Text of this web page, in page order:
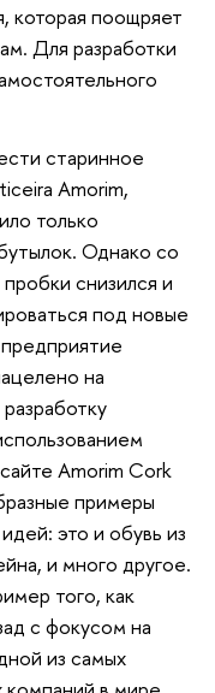
которая поощряет
Для разработки
старинное
Amorim,
только
Однако со
снизился и
под новые
на
Amorim Cork
примеры
это и обувь из
и много другое.
того, как
с фокусом на
из самых